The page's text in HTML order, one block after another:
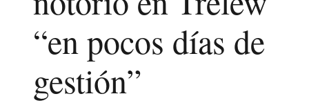
“en pocos días de
gestión”